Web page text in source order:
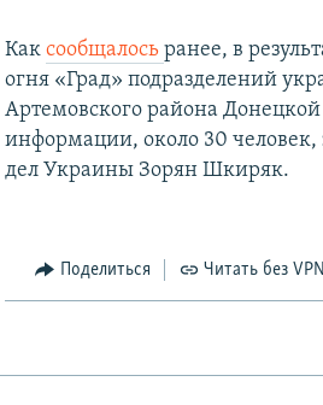
Каксообщалосьранее, в
огня «Град» подразделений
Артемовского района
информации, около 30
дел Украины Зорян Шкиряк.
Поделиться Читать без VPN